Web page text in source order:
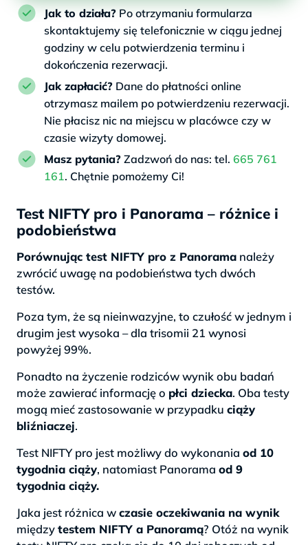
Jak to działa? Po otrzymaniu formularza
skontaktujemy się telefonicznie w ciągu jednej
godziny w celu potwierdzenia terminu i
dokończenia rezerwacji.
Jak zapłacić? Dane do płatności online
otrzymasz mailem po potwierdzeniu rezerwacji.
Nie płacisz nic na miejscu w placówce czy w
czasie wizyty domowej.
Masz pytania? Zadzwoń do nas: tel. 665 761
161. Chętnie pomożemy Ci!
Test NIFTY pro i Panorama – różnice i
podobieństwa
Porównując test NIFTY pro z Panorama należy
zwrócić uwagę na podobieństwa tych dwóch
testów.
Poza tym, że są nieinwazyjne, to czułość w jednym i
drugim jest wysoka – dla trisomii 21 wynosi
powyżej 99%.
Ponadto na życzenie rodziców wynik obu badań
może zawierać informację o płci dziecka. Oba testy
mogą mieć zastosowanie w przypadku ciąży
bliźniaczej.
Test NIFTY pro jest możliwy do wykonania od 10
tygodnia ciąży, natomiast Panorama od 9
tygodnia ciąży.
Jaka jest różnica wczasie oczekiwania na wynik
międzytestem NIFTY a Panoramą? Otóż na wynik